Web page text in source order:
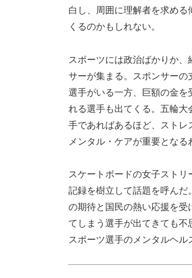
白し、周囲に理解者を求め
くるのかもしれない。
スポーツには政治ばかりか
サーが集まる。スポンサー
選手がいる一方、巨額の金を
れる選手も出てくる。五輪
手であればあるほど、スト
メンタル・ケアが重要となる
スケートボードの女子スト
記録を樹立して話題を呼ん
の期待と国民の熱い応援を
てしまう選手が出てきても
スポーツ選手のメンタルヘル